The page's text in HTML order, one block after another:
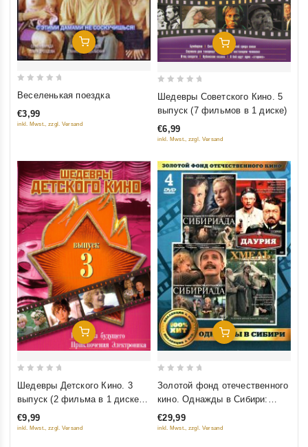
Добавить В Корзину
of
Веселенькая поездка
€3,99
inkl. Mwst., zzgl. Versand
Добавить В Корзину
out
5
Шедевры Советского Кино. 5
выпуск (7 фильмов в 1 диске)
€6,99
inkl. Mwst., zzgl. Versand
Добавить В Корзину
out
5
Шедевры Детского Кино. 3
выпуск (2 фильма в 1 диске)
(Гостья из будущего.
Приключения Электроника)
€9,99
inkl. Mwst., zzgl. Versand
Добавить В Корзину
5
Золотой фонд отечественного
кино. Однажды в Сибири:
Сибириада (Фильм 1-2);
Даурия; Хмель (4 DVD)
€29,99
inkl. Mwst., zzgl. Versand